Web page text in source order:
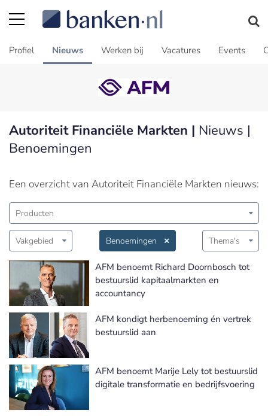
Profiel Nieuws Werken bij Vacatures Events
Autoriteit Financiële Markten | Nieuws |
Benoemingen
Een overzicht van Autoriteit Financiële Markten nieuws:
Producten
Vakgebied Benoemingen Thema's
AFM benoemt Richard Doornbosch tot
bestuurslid kapitaalmarkten en
accountancy
AFM kondigt herbenoeming én vertrek
bestuurslid aan
AFM benoemt Marije Lely tot bestuurslid
digitale transformatie en bedrijfsvoering